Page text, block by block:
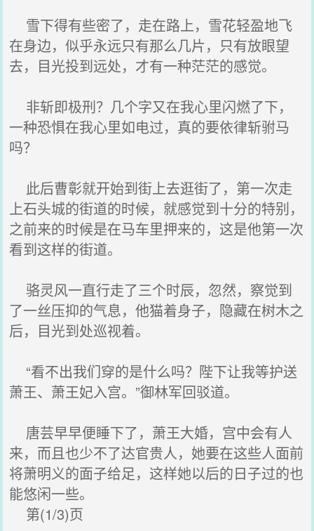
雪下得有些密了，走在路上，雪花轻盈地飞
在身边，似乎永远只有那么几片，只有放眼望
去，目光投到远处，才有一种茫茫的感觉。
非斩即极刑？几个字又在我心里闪燃了下，
一种恐惧在我心里如电过，真的要依律斩驸马
吗？
此后曹彰就开始到街上去逛街了，第一次走
上石头城的街道的时候，就感觉到十分的特别，
之前来的时候是在马车里押来的，这是他第一次
看到这样的街道。
骆灵风一直行走了三个时辰，忽然，察觉到
了一丝压抑的气息，他猫着身子，隐藏在树木之
后，目光到处巡视着。
“看不出我们穿的是什么吗？陛下让我等护送
萧王、萧王妃入宫。”御林军回驳道。
唐芸早早便睡下了，萧王大婚，宫中会有人
来，而且也少不了达官贵人，她要在这些人面前
将萧明义的面子给足，这样她以后的日子过的也
能悠闲一些。
第(1/3)页